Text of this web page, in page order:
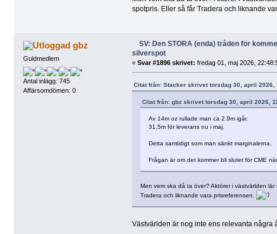
spotpris. Eller så får Tradera och liknande
gbz
Guldmedlem
Antal inlägg: 745
Affärsomdömen: 0
SV: Den STORA (enda) tråden för
silverspot
« Svar #1896 skrivet: fredag 01, maj 2026,
Citat från: Stacker skrivet torsdag 30, april 2026,
Citat från: gbz skrivet torsdag 30, april 2026,
Av 14m oz rullade man ca 2.9m igår.
31.5m för leverans nu i maj.
Detta samtidigt som man sänkt marginalerna.
Frågan är om det kommer bli slutet för CME
Men vem ska då ta över? Aktörer i västvärlden
Tradera och liknande vara prisreferensen.
Västvärlden är nog inte ens relevanta några